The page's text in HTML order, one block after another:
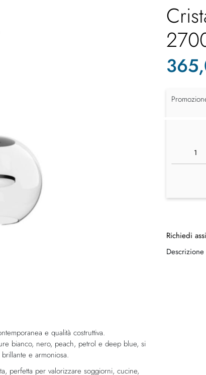
e qualità costruttiva.
bianco, nero, peach, petrol e deep blue, si
e armoniosa.
perfetta per valorizzare soggiorni, cucine,
Richiedi
Descrizione